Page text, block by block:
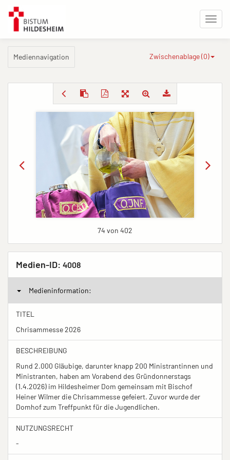
Mediennavigation Zwischenablage (0)
74 von 402
Medien-ID: 4008
Medieninformation:
TITEL
Chrisammesse 2026
BESCHREIBUNG
Rund 2.000 Gläubige, darunter knapp 200 Ministrantinnen und
Ministranten, haben am Vorabend des Gründonnerstags
(1.4.2026) im Hildesheimer Dom gemeinsam mit Bischof
Heiner Wilmer die Chrisammesse gefeiert. Zuvor wurde der
Domhof zum Treffpunkt für die Jugendlichen.
NUTZUNGSRECHT
-